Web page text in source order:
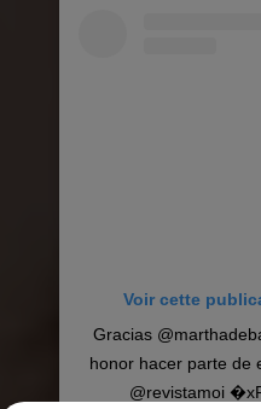
Voir cette
Gracias
honor hacer parte de
@revistamoi